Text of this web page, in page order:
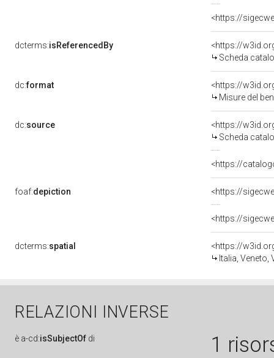
<https://
dcterms:isReferencedBy
<https://
Scheda
dc:format
<https://
Misure del
dc:source
<https://
Scheda
<https://
foaf:depiction <https://
<https://
dcterms:spatial
<https://
Italia, Veneto,
RELAZIONI INVERSE
è a-cd:isSubjectOf di 1